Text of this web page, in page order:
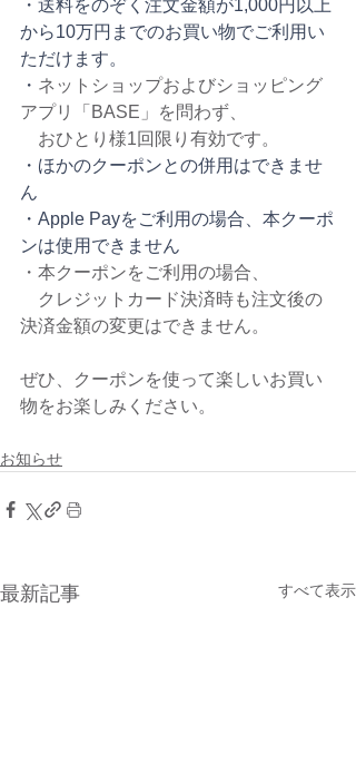
・送料をのぞく注文金額が1,000円以上
から10万円までのお買い物でご利用い
ただけます。
・ ネットショップおよびショッピング
アプリ「BASE」を問わず、
おひとり様1回限り有効です。
・ほかのクーポンとの併用はできませ
ん
・Apple Payをご利用の場合、本クーポ
ンは使用できません
・本クーポンをご利用の場合、
クレジットカード決済時も注文後の
決済金額の変更はできません。
ぜひ、クーポンを使って楽しいお買い
物をお楽しみください。
お知らせ
最新記事 すべて表示